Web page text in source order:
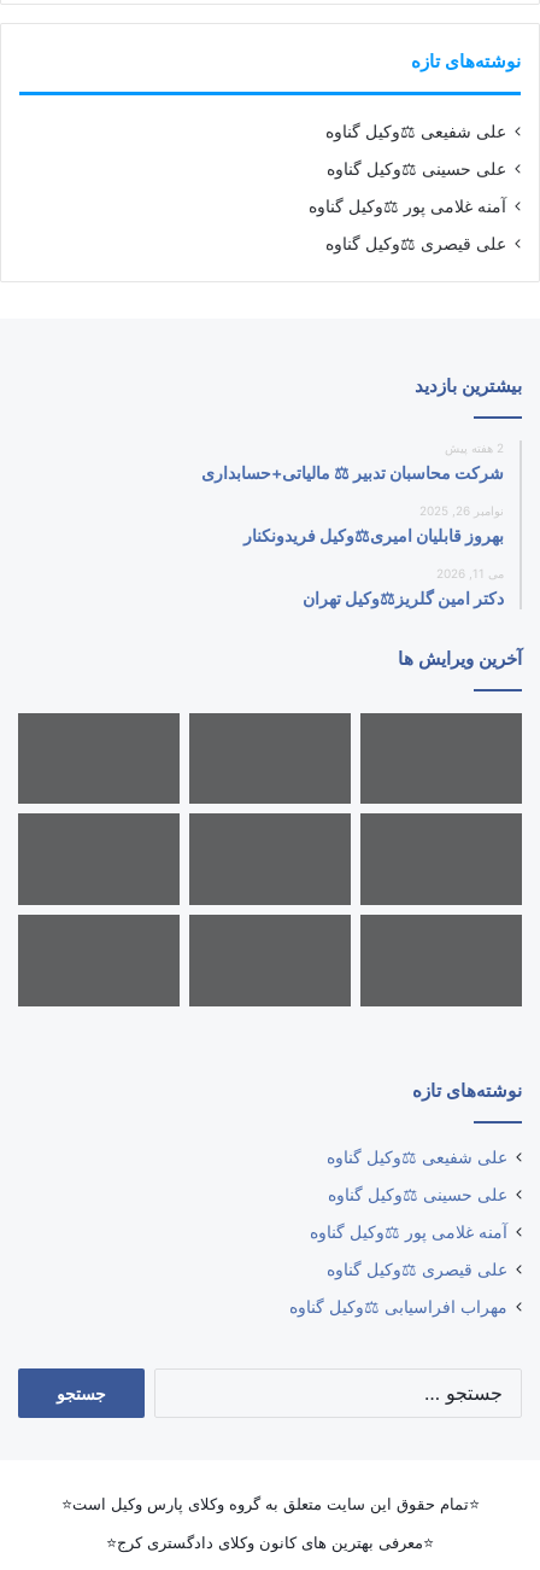
نوشته‌های تازه
علی شفیعی ⚖️وکیل گناوه
علی حسینی ⚖️وکیل گناوه
آمنه غلامی پور ⚖️وکیل گناوه
علی قیصری ⚖️وکیل گناوه
بیشترین بازدید
2 هفته پیش
شرکت محاسبان تدبیر ⚖️ مالیاتی+حسابداری
نوامبر 26, 2025
بهروز قابلیان امیری⚖️وکیل فریدونکنار
می 11, 2026
دکتر امین گلریز⚖️وکیل تهران
آخرین ویرایش ها
نوشته‌های تازه
علی شفیعی ⚖️وکیل گناوه
علی حسینی ⚖️وکیل گناوه
آمنه غلامی پور ⚖️وکیل گناوه
علی قیصری ⚖️وکیل گناوه
مهراب افراسیابی ⚖️وکیل گناوه
⭐تمام حقوق این سایت متعلق به گروه وکلای پارس وکیل است⭐
⭐معرفی بهترین های کانون وکلای دادگستری کرج⭐